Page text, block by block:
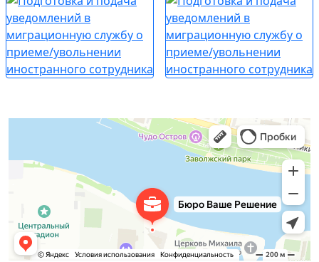
Бюро Ваше Решение
Налоговые консультанты в Твери